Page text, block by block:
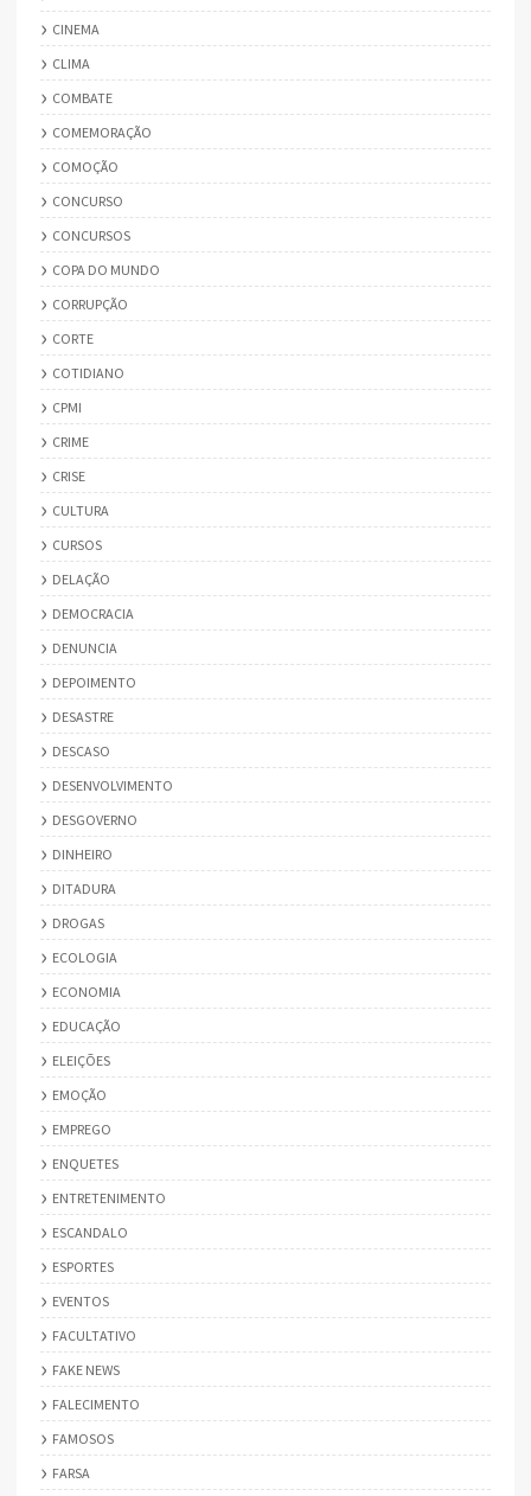
CINEMA
CLIMA
COMBATE
COMEMORAÇÃO
COMOÇÃO
CONCURSO
CONCURSOS
COPA DO MUNDO
CORRUPÇÃO
CORTE
COTIDIANO
CPMI
CRIME
CRISE
CULTURA
CURSOS
DELAÇÃO
DEMOCRACIA
DENUNCIA
DEPOIMENTO
DESASTRE
DESCASO
DESENVOLVIMENTO
DESGOVERNO
DINHEIRO
DITADURA
DROGAS
ECOLOGIA
ECONOMIA
EDUCAÇÃO
ELEIÇÕES
EMOÇÃO
EMPREGO
ENQUETES
ENTRETENIMENTO
ESCANDALO
ESPORTES
EVENTOS
FACULTATIVO
FAKE NEWS
FALECIMENTO
FAMOSOS
FARSA